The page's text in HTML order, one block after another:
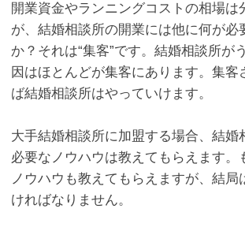
開業資金やランニングコストの相場は
が、結婚相談所の開業には他に何が必
か？それは“集客”です。結婚相談所が
因はほとんどが集客にあります。集客
ば結婚相談所はやっていけます。
大手結婚相談所に加盟する場合、結婚
必要なノウハウは教えてもらえます。
ノウハウも教えてもらえますが、結局
ければなりません。